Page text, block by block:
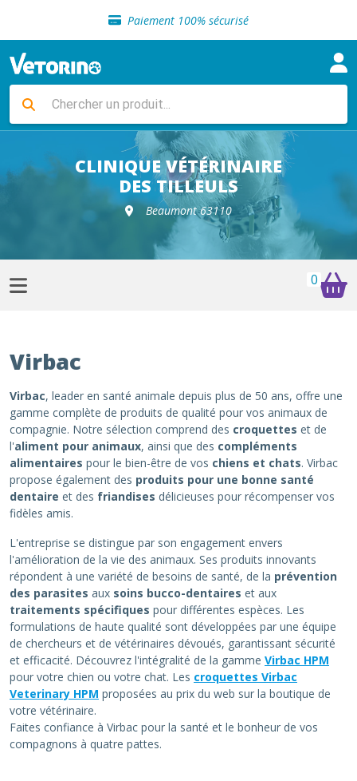
Paiement 100% sécurisé
Livraison gratuite en clinique vétérinaire
Sélection de croquettes vétérinaire
Livraison gratuite en clinique vétérinaire
Retour gratuit en clinique
Sélection de croquettes vétérinaire
CLINIQUE VÉTÉRINAIRE
DES TILLEULS
Beaumont 63110
0
Virbac
Virbac, leader en santé animale depuis plus de 50 ans, offre une
gamme complète de produits de qualité pour vos animaux de
compagnie. Notre sélection comprend des croquettes et de
l'aliment pour animaux, ainsi que des compléments
alimentaires pour le bien-être de vos chiens et chats. Virbac
propose également des produits pour une bonne santé
dentaire et des friandises délicieuses pour récompenser vos
fidèles amis.
L'entreprise se distingue par son engagement envers
l'amélioration de la vie des animaux. Ses produits innovants
répondent à une variété de besoins de santé, de la prévention
des parasites aux soins bucco-dentaires et aux
traitements spécifiques pour différentes espèces. Les
formulations de haute qualité sont développées par une équipe
de chercheurs et de vétérinaires dévoués, garantissant sécurité
et efficacité. Découvrez l'intégralité de la gamme Virbac HPM
pour votre chien ou votre chat. Les croquettes Virbac
Veterinary HPM proposées au prix du web sur la boutique de
votre vétérinaire.
Faites confiance à Virbac pour la santé et le bonheur de vos
compagnons à quatre pattes.